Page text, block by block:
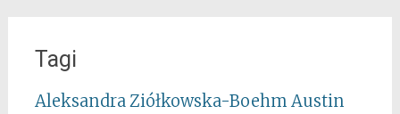
Tagi
Aleksandra Ziółkowska-Boehm Austin